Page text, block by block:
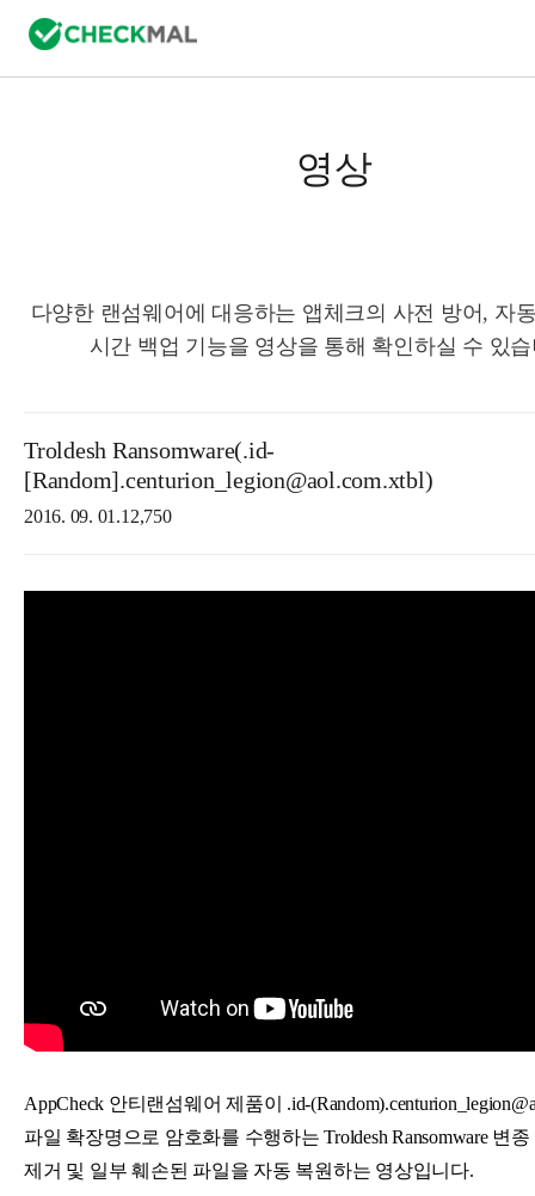
영상
다양한 랜섬웨어에 대응하는 앱체크의 사전 방어, 자
시간 백업 기능을 영상을 통해 확인하실 수 있
Troldesh Ransomware(.id-
[Random].centurion_legion@aol.com.xtbl)
2016. 09. 01.12,750
AppCheck 안티랜섬웨어 제품이 .id-
파일 확장명으로 암호화를 수행하는 Troldesh Ransomware 변
제거 및 일부 훼손된 파일을 자동 복원하는 영상입니다.